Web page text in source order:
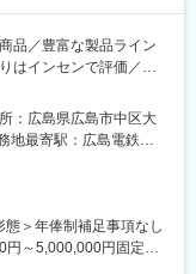
お客様への細やかな心
部署の垣根を超えて助
」社風が良いサービス
いただいております。
感を得られる点こそ当
品／豊富な製品ライン
はインセンで評価／業
機器の営業職としてご
ンで担当し、アフター
ニアが担当するため、
：広島県広島市中区大
変更の範囲：会社の定
＞年俸制補足事項なし
円～5,000,000円固定残